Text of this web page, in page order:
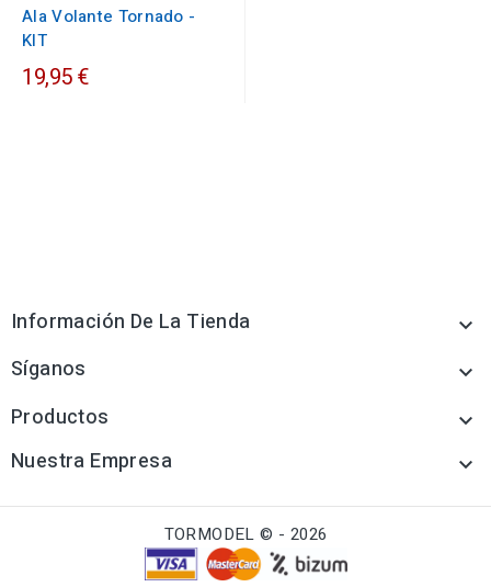
Ala Volante Tornado -
KIT
19,95 €
Información De La Tienda 
Síganos 
Productos 
Nuestra Empresa 
TORMODEL © - 2026